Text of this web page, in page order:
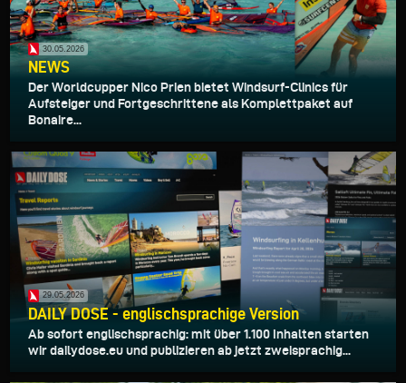
30.05.2026
NEWS
Der Worldcupper Nico Prien bietet Windsurf-Clinics für
Aufsteiger und Fortgeschrittene als Komplettpaket auf
Bonaire...
29.05.2026
DAILY DOSE - englischsprachige Version
Ab sofort englischsprachig: mit über 1.100 Inhalten starten
wir dailydose.eu und publizieren ab jetzt zweisprachig...